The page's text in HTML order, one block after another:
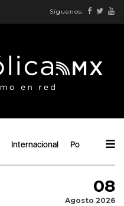
Síguenos:
Internacional Política
08
Agosto 2026